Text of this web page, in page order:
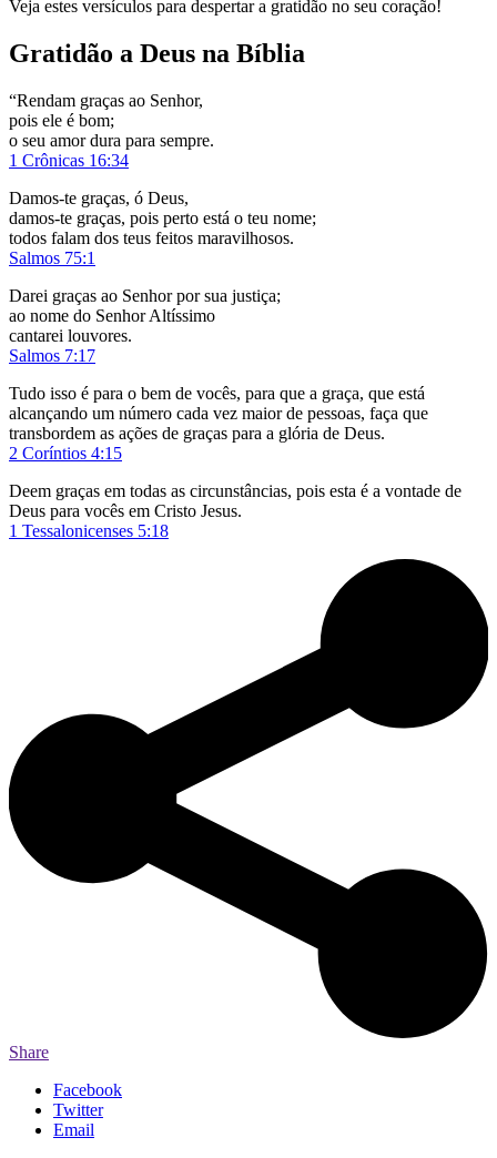
Veja estes versículos para despertar a gratidão no seu coração!
Gratidão a Deus na Bíblia
“Rendam graças ao Senhor,
pois ele é bom;
o seu amor dura para sempre.
1 Crônicas 16:34
Damos-te graças, ó Deus,
damos-te graças, pois perto está o teu nome;
todos falam dos teus feitos maravilhosos.
Salmos 75:1
Darei graças ao Senhor por sua justiça;
ao nome do Senhor Altíssimo
cantarei louvores.
Salmos 7:17
Tudo isso é para o bem de vocês, para que a graça, que está
alcançando um número cada vez maior de pessoas, faça que
transbordem as ações de graças para a glória de Deus.
2 Coríntios 4:15
Deem graças em todas as circunstâncias, pois esta é a vontade de
Deus para vocês em Cristo Jesus.
1 Tessalonicenses 5:18
Share
Facebook
Twitter
Email